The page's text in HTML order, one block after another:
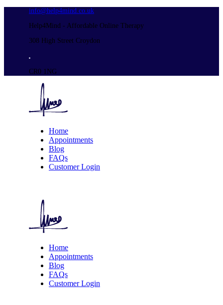
info@help4mind.co.uk
Help4Mind - Affordable Online Therapy
308 High Street Croydon
CR0 1NG
Home
Appointments
Blog
FAQs
Customer Login
Home
Appointments
Blog
FAQs
Customer Login